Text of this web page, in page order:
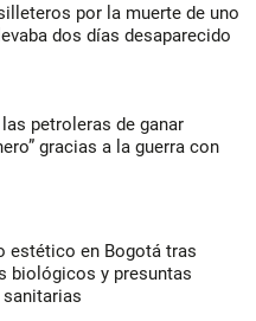
por la muerte de uno
dos días desaparecido
petroleras de ganar
gracias a la guerra con
estético en Bogotá tras
biológicos y presuntas